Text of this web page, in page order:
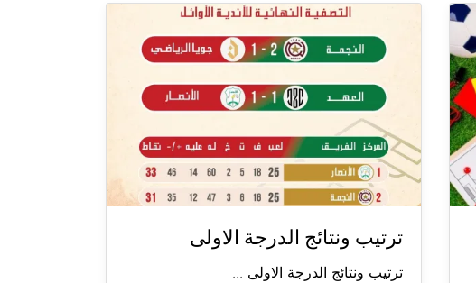
ترتيب ونتائج الدرجة الاولى
ترتيب ونتائج الدرجة الاولى ...